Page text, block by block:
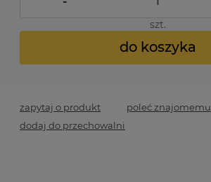
szt.
do koszyka
zapytaj o produkt poleć znajomemu
dodaj do przechowalni